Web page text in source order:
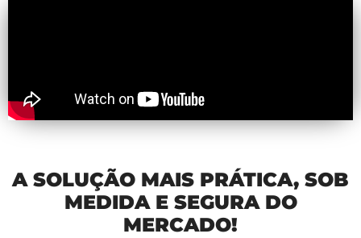
A SOLUÇÃO MAIS PRÁTICA, SOB
MEDIDA E SEGURA DO
MERCADO!